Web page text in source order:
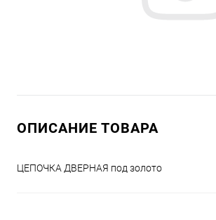
ОПИСАНИЕ ТОВАРА
ЦЕПОЧКА ДВЕРНАЯ под золото